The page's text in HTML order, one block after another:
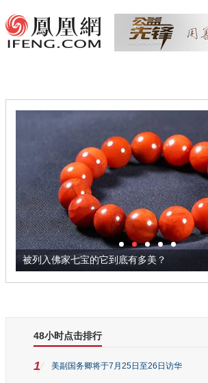
被列入佛家七宝的它到底有多美？
48小时点击排行
1 美副国务卿将于7月25日至26日访华